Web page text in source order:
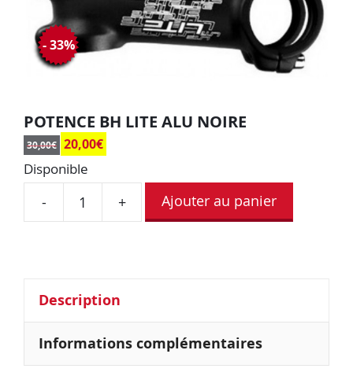
POTENCE BH LITE ALU NOIRE
30,00€ 20,00€
- 33%
Disponible
- + Ajouter au panier
Description
Informations complémentaires